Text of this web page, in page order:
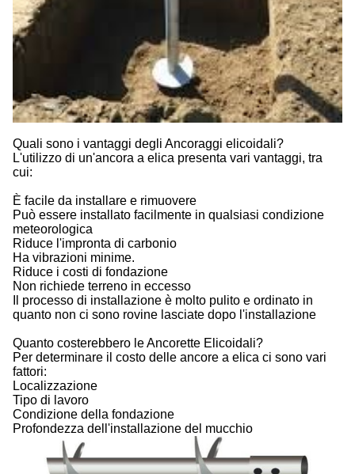
Quali sono i vantaggi degli Ancoraggi elicoidali?
L'utilizzo di un'ancora a elica presenta vari vantaggi, tra
cui:
È facile da installare e rimuovere
Può essere installato facilmente in qualsiasi condizione
meteorologica
Riduce l'impronta di carbonio
Ha vibrazioni minime.
Riduce i costi di fondazione
Non richiede terreno in eccesso
Il processo di installazione è molto pulito e ordinato in
quanto non ci sono rovine lasciate dopo l'installazione
Quanto costerebbero le Ancorette Elicoidali?
Per determinare il costo delle ancore a elica ci sono vari
fattori:
Localizzazione
Tipo di lavoro
Condizione della fondazione
Profondezza dell'installazione del mucchio